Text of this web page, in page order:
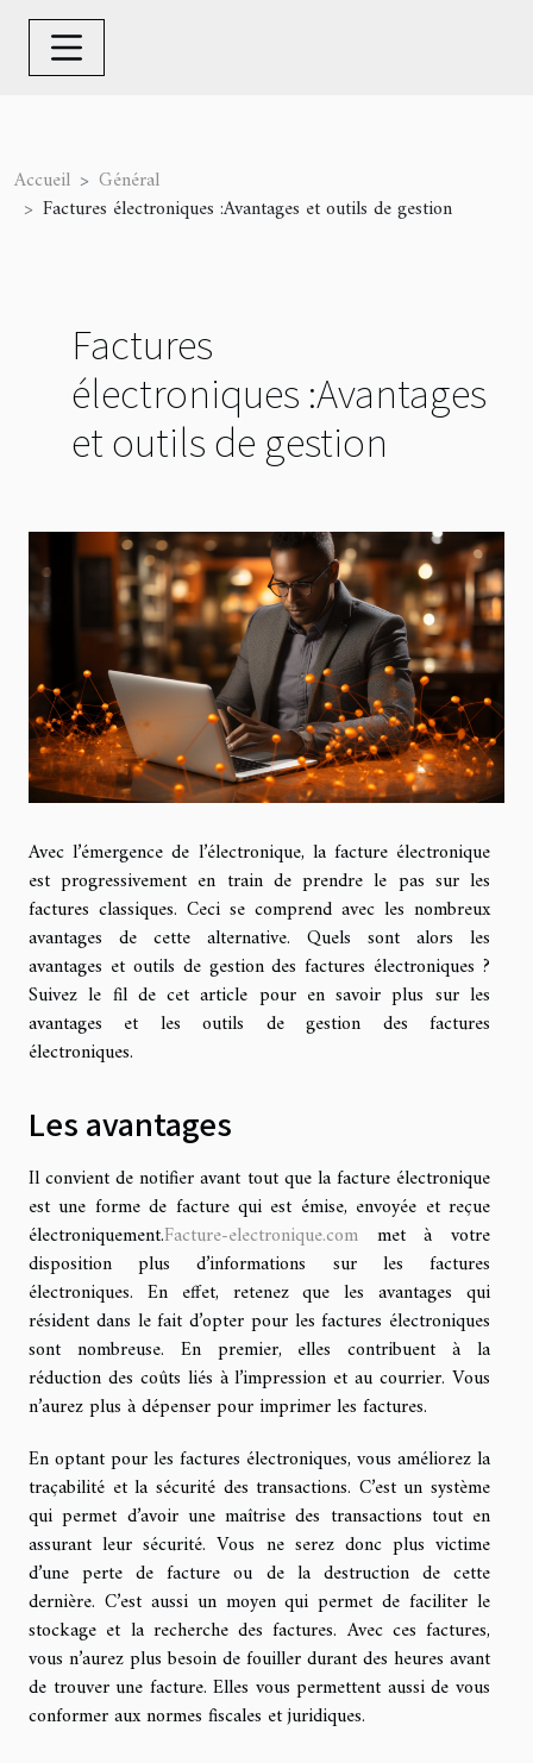
Accueil
Général
Factures électroniques :Avantages et outils de gestion
Factures
électroniques :Avantages
et outils de gestion
Avec l’émergence de l’électronique, la facture électronique
est progressivement en train de prendre le pas sur les
factures classiques. Ceci se comprend avec les nombreux
avantages de cette alternative. Quels sont alors les
avantages et outils de gestion des factures électroniques ?
Suivez le fil de cet article pour en savoir plus sur les
avantages et les outils de gestion des factures
électroniques.
Les avantages
Il convient de notifier avant tout que la facture électronique
est une forme de facture qui est émise, envoyée et reçue
électroniquement.Facture-electronique.com met à votre
disposition plus d’informations sur les factures
électroniques. En effet, retenez que les avantages qui
résident dans le fait d’opter pour les factures électroniques
sont nombreuse. En premier, elles contribuent à la
réduction des coûts liés à l’impression et au courrier. Vous
n’aurez plus à dépenser pour imprimer les factures.
En optant pour les factures électroniques, vous améliorez la
traçabilité et la sécurité des transactions. C’est un système
qui permet d’avoir une maîtrise des transactions tout en
assurant leur sécurité. Vous ne serez donc plus victime
d’une perte de facture ou de la destruction de cette
dernière. C’est aussi un moyen qui permet de faciliter le
stockage et la recherche des factures. Avec ces factures,
vous n’aurez plus besoin de fouiller durant des heures avant
de trouver une facture. Elles vous permettent aussi de vous
conformer aux normes fiscales et juridiques.